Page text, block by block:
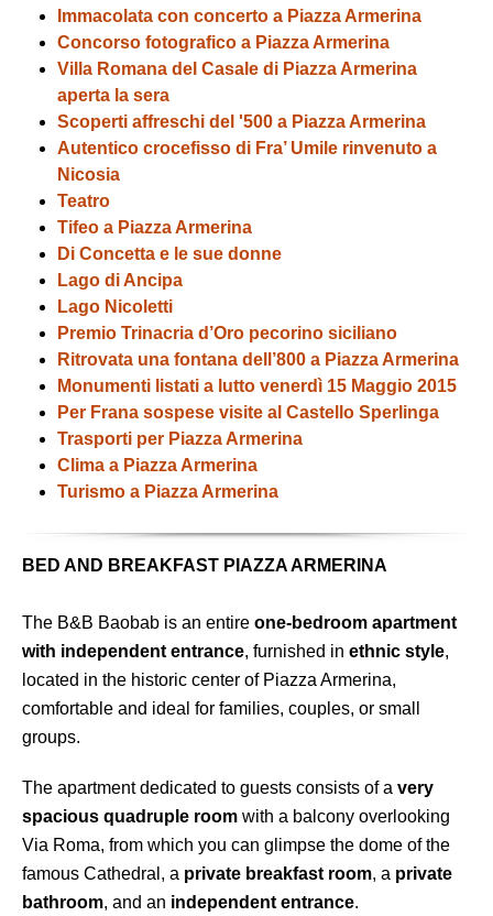
Immacolata con concerto a Piazza Armerina
Concorso fotografico a Piazza Armerina
Villa Romana del Casale di Piazza Armerina
aperta la sera
Scoperti affreschi del '500 a Piazza Armerina
Autentico crocefisso di Fra’ Umile rinvenuto a
Nicosia
Teatro
Tifeo a Piazza Armerina
Di Concetta e le sue donne
Lago di Ancipa
Lago Nicoletti
Premio Trinacria d’Oro pecorino siciliano
Ritrovata una fontana dell’800 a Piazza Armerina
Monumenti listati a lutto venerdì 15 Maggio 2015
Per Frana sospese visite al Castello Sperlinga
Trasporti per Piazza Armerina
Clima a Piazza Armerina
Turismo a Piazza Armerina
BED AND BREAKFAST PIAZZA ARMERINA
The B&B Baobab is an entire one-bedroom apartment
with independent entrance, furnished in ethnic style,
located in the historic center of Piazza Armerina,
comfortable and ideal for families, couples, or small
groups.
The apartment dedicated to guests consists of a very
spacious quadruple room with a balcony overlooking
Via Roma, from which you can glimpse the dome of the
famous Cathedral, a private breakfast room, a private
bathroom, and an independent entrance.